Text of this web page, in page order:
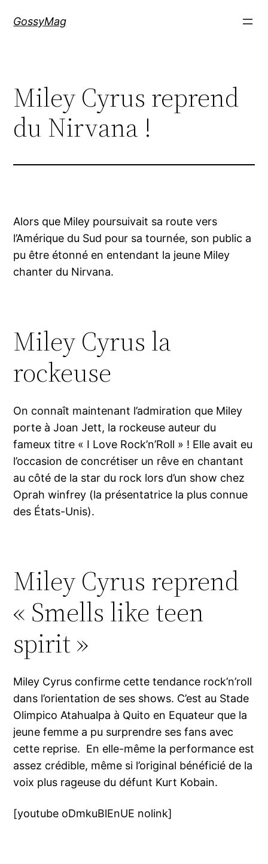
GossyMag
Miley Cyrus reprend
du Nirvana !
Alors que Miley poursuivait sa route vers
l’Amérique du Sud pour sa tournée, son public a
pu être étonné en entendant la jeune Miley
chanter du Nirvana.
Miley Cyrus la
rockeuse
On connaît maintenant l’admiration que Miley
porte à Joan Jett, la rockeuse auteur du
fameux titre « I Love Rock’n’Roll » ! Elle avait eu
l’occasion de concrétiser un rêve en chantant
au côté de la star du rock lors d’un show chez
Oprah winfrey (la présentatrice la plus connue
des États-Unis).
Miley Cyrus reprend
« Smells like teen
spirit »
Miley Cyrus confirme cette tendance rock’n’roll
dans l’orientation de ses shows. C’est au Stade
Olimpico Atahualpa à Quito en Equateur que la
jeune femme a pu surprendre ses fans avec
cette reprise. En elle-même la performance est
assez crédible, même si l’original bénéficié de la
voix plus rageuse du défunt Kurt Kobain.
[youtube oDmkuBlEnUE nolink]